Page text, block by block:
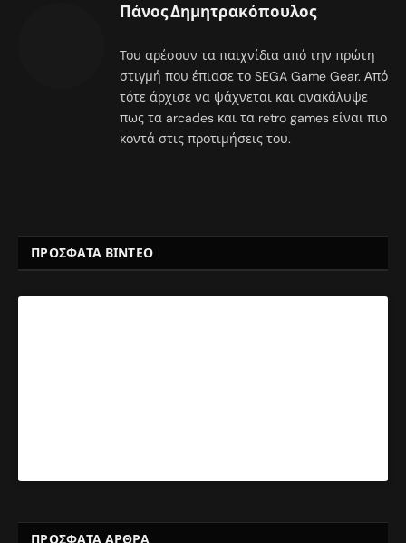
Πάνος Δημητρακόπουλος
Του αρέσουν τα παιχνίδια από την πρώτη
στιγμή που έπιασε το SEGA Game Gear. Από
τότε άρχισε να ψάχνεται και ανακάλυψε
πως τα arcades και τα retro games είναι πιο
κοντά στις προτιμήσεις του.
ΠΡΟΣΦΑΤΑ ΒΙΝΤΕΟ
ΠΡΌΣΦΑΤΑ ΆΡΘΡΑ